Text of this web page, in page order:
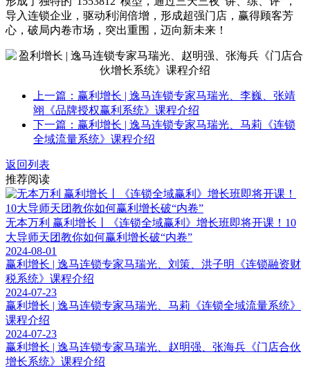
导入连锁企业，驱动利润倍增，形成超强门店，赢得顾客芳
心，破局内卷市场，突出重围，迈向新未来！
上一篇：赢利增长 | 逸马连锁专家马瑞光、李巍、张靖
翊《品牌授权赢利系统》课程介绍
下一篇：赢利增长 | 逸马连锁专家马瑞光、马莉《连锁
全域流量系统》课程介绍
返回列表
推荐阅读
无本万利 赢利增长丨《连锁全域赢利》增长班即将开课！10
大导师天团教你如何赢利增长破“内卷”
2024-08-01
赢利增长 | 逸马连锁专家马瑞光、刘策、洪子明《连锁融资财
税系统》课程介绍
2024-07-23
赢利增长 | 逸马连锁专家马瑞光、马莉《连锁全域流量系统》
课程介绍
2024-07-23
赢利增长 | 逸马连锁专家马瑞光、赵明强、张海兵《门店合伙
增长系统》课程介绍